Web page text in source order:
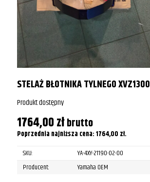
STELAŻ BŁOTNIKA TYLNEGO XVZ1300
Produkt dostępny
1764,00złbrutto
Poprzednia najniższa cena:1764,00 zł.
SKU:
YA-4XY-21190-02-00
Producent:
Yamaha OEM